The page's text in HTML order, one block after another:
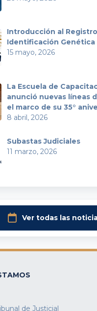
Introducción al
Identificación Genética
15 mayo, 2026
La Escuela de
anunció nuevas líneas
el marco de su 35°
8 abril, 2026
Subastas Judiciales
11 marzo, 2026
Ver todas las
de Justicial